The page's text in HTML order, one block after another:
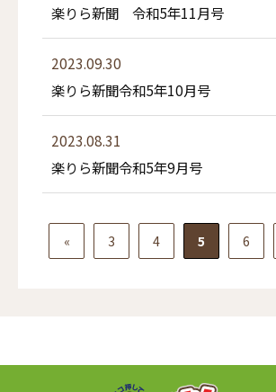
楽りら新聞 令和5年11月号
2023.09.30
楽りら新聞令和5年10月号
2023.08.31
楽りら新聞令和5年9月号
« 3 4 5 6